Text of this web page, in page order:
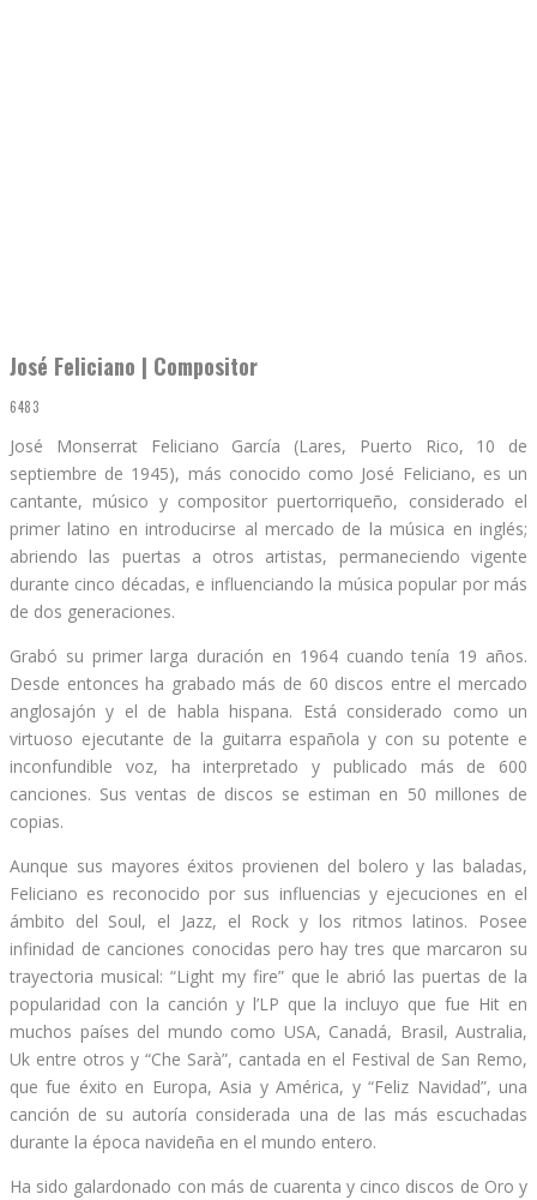
José Feliciano | Compositor
6483
José Monserrat Feliciano García (Lares, Puerto Rico, 10 de
septiembre de 1945), más conocido como José Feliciano, es un
cantante, músico y compositor puertorriqueño, considerado el
primer latino en introducirse al mercado de la música en inglés;
abriendo las puertas a otros artistas, permaneciendo vigente
durante cinco décadas, e influenciando la música popular por más
de dos generaciones.
Grabó su primer larga duración en 1964 cuando tenía 19 años.
Desde entonces ha grabado más de 60 discos entre el mercado
anglosajón y el de habla hispana. Está considerado como un
virtuoso ejecutante de la guitarra española y con su potente e
inconfundible voz, ha interpretado y publicado más de 600
canciones. Sus ventas de discos se estiman en 50 millones de
copias.
Aunque sus mayores éxitos provienen del bolero y las baladas,
Feliciano es reconocido por sus influencias y ejecuciones en el
ámbito del Soul, el Jazz, el Rock y los ritmos latinos. Posee
infinidad de canciones conocidas pero hay tres que marcaron su
trayectoria musical: “Light my fire” que le abrió las puertas de la
popularidad con la canción y l’LP que la incluyo que fue Hit en
muchos países del mundo como USA, Canadá, Brasil, Australia,
Uk entre otros y “Che Sarà”, cantada en el Festival de San Remo,
que fue éxito en Europa, Asia y América, y “Feliz Navidad”, una
canción de su autoría considerada una de las más escuchadas
durante la época navideña en el mundo entero.
Ha sido galardonado con más de cuarenta y cinco discos de Oro y